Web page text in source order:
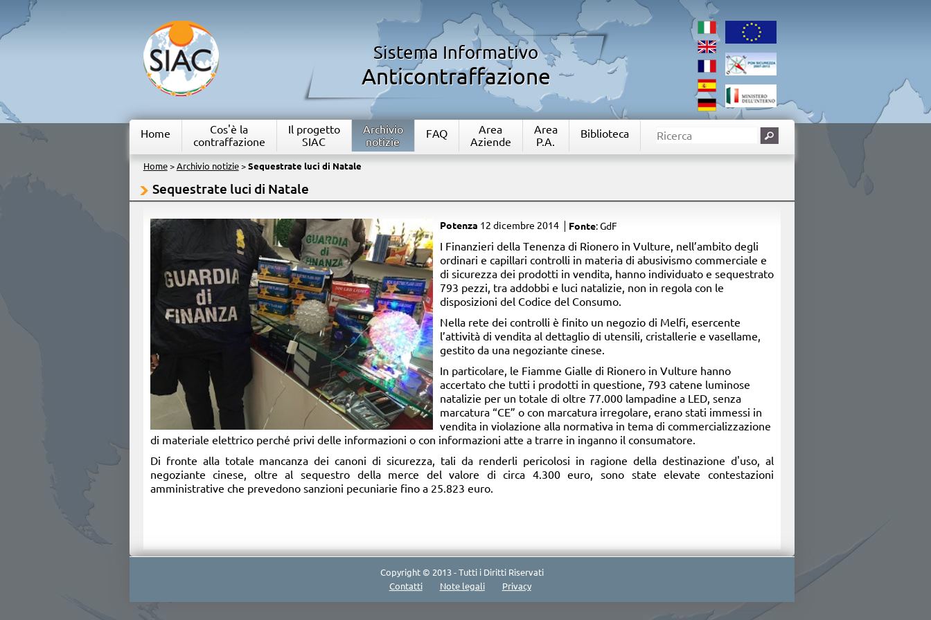
Sistema Informativo
Anticontraffazione
Home
Cos'è la
contraffazione
Il progetto
SIAC
Archivio
notizie
FAQ
Area
Aziende
Area
P.A.
Biblioteca
Home> Archivio notizie> Sequestrate luci di Natale
Sequestrate luci di Natale
Potenza 12 dicembre 2014 Fonte: GdF
​I Finanzieri della Tenenza di Rionero in Vulture, nell’ambito degli
ordinari e capillari controlli in materia di abusivismo commerciale e
di sicurezza dei prodotti in vendita, hanno individuato e sequestrato
793 pezzi, tra addobbi e luci natalizie, non in regola con le
disposizioni del Codice del Consumo.
Nella rete dei controlli è finito un negozio di Melfi, esercente
l’attività di vendita al dettaglio di utensili, cristallerie e vasellame,
gestito da una negoziante cinese.
In particolare, le Fiamme Gialle di Rionero in Vulture hanno
accertato che tutti i prodotti in questione, 793 catene luminose
natalizie per un totale di oltre 77.000 lampadine a LED, senza
marcatura “CE” o con marcatura irregolare, erano stati immessi in
vendita in violazione alla normativa in tema di commercializzazione
di materiale elettrico perché privi delle informazioni o con informazioni atte a trarre in inganno il consumatore.
Di fronte alla totale mancanza dei canoni di sicurezza, tali da renderli pericolosi in ragione della destinazione d'uso, al
negoziante cinese, oltre al sequestro della merce del valore di circa 4.300 euro, sono state elevate contestazioni
amministrative che prevedono sanzioni pecuniarie fino a 25.823 euro.
Copyright © 2013 - Tutti i Diritti Riservati
Contatti
Note legali Privacy